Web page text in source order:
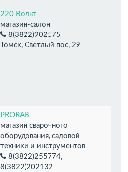
220 Вольт
магазин-салон
8(3822)902575
Томск, Светлый пос, 29
PRORAB
магазин сварочного
оборудования, садовой
техники и инструментов
8(3822)255774,
8(3822)202132